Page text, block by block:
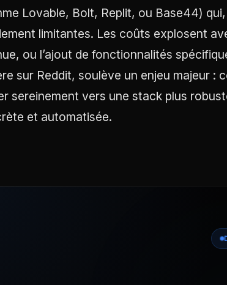
Lovable, Bolt, Replit, ou Base44)
limitantes. Les coûts explosent
ou l’ajout de fonctionnalités
sur Reddit, soulève un enjeu majeur
sereinement vers une stack plus
et automatisée.